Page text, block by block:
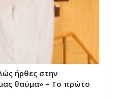
ήρθες στην
μας θαύμα» – Το πρώτο